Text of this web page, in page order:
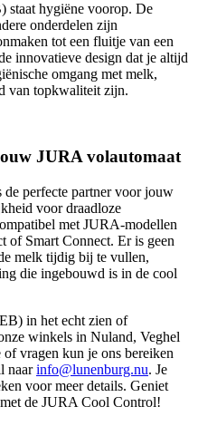
hygiëne voorop. De
onderdelen zijn
tot een fluitje van een
innovatieve design dat je altijd
omgang met melk,
van topkwaliteit zijn.
JURA volautomaat
perfecte partner voor jouw
voor draadloze
met JURA-modellen
of Smart Connect. Er is geen
melk tijdig bij te vullen,
die ingebouwd is in de cool
in het echt zien of
winkels in Nuland, Veghel
vragen kun je ons bereiken
naarinfo@lunenburg.nu. Je
voor meer details. Geniet
de JURA Cool Control!